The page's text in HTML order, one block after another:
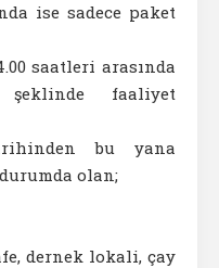
ise sadece paket
saatleri arasında
faaliyet
bu yana
olan;
dernek lokali, çay